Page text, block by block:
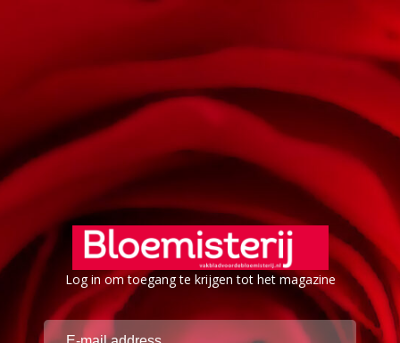
Log in om toegang te krijgen tot het magazine